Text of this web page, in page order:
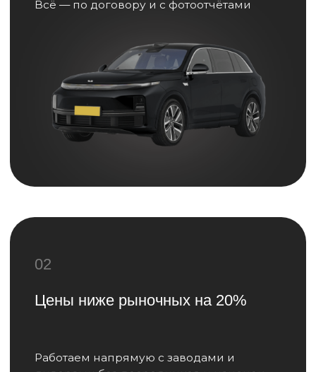
Рассчитайте стоимость
доставки вашего
будущегоавто